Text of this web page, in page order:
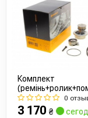
Комплект
0
3 170 ₴